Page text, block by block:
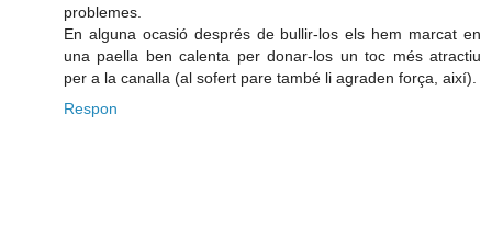
problemes.
En alguna ocasió després de bullir-los els hem marcat en
una paella ben calenta per donar-los un toc més atractiu
per a la canalla (al sofert pare també li agraden força, així).
Respon